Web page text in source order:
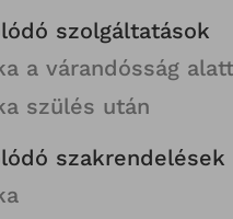
szolgáltatások
a várandósság alatt
szülés után
szakrendelések